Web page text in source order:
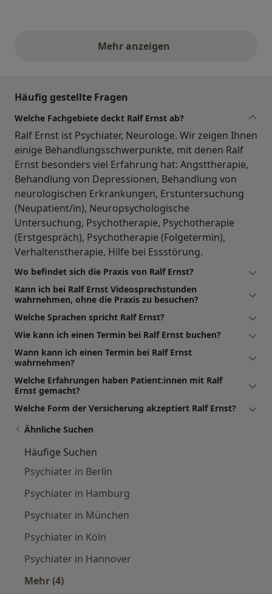
Mehr anzeigenobige Stellungnahmen
Häufig gestellte Fragen
Welche Fachgebiete deckt Ralf Ernst ab?
Ralf Ernst ist Psychiater, Neurologe. Wir zeigen Ihnen
einige Behandlungsschwerpunkte, mit denen Ralf
Ernst besonders viel Erfahrung hat: Angsttherapie,
Behandlung von Depressionen, Behandlung von
neurologischen Erkrankungen, Erstuntersuchung
(Neupatient/in), Neuropsychologische
Untersuchung, Psychotherapie, Psychotherapie
(Erstgespräch), Psychotherapie (Folgetermin),
Verhaltenstherapie, Hilfe bei Essstörung.
Wo befindet sich die Praxis von Ralf Ernst?
Kann ich bei Ralf Ernst Videosprechstunden
wahrnehmen, ohne die Praxis zu besuchen?
Welche Sprachen spricht Ralf Ernst?
Wie kann ich einen Termin bei Ralf Ernst buchen?
Wann kann ich einen Termin bei Ralf Ernst
wahrnehmen?
Welche Erfahrungen haben Patient:innen mit Ralf
Ernst gemacht?
Welche Form der Versicherung akzeptiert Ralf Ernst?
Ähnliche Suchen
Häufige Suchen
Psychiater in Berlin
Psychiater in Hamburg
Psychiater in München
Psychiater in Köln
Psychiater in Hannover
Mehr (4)